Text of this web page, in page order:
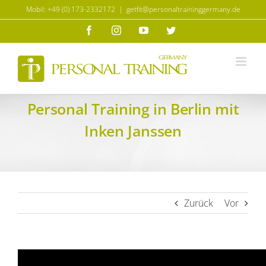
Inhalt
Mobil: +49 (0) 173-2332172 | getfit@personaltraininggermany.de
FacebookInstagramYouTubeTwitter
Personal Training in Berlin mit
Inken Janssen
Zurück Vor